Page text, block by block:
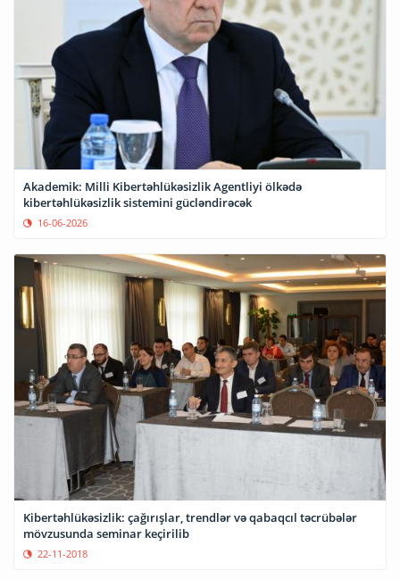
Akademik: Milli Kibertəhlükəsizlik Agentliyi ölkədə
kibertəhlükəsizlik sistemini gücləndirəcək
16-06-2026
Kibertəhlükəsizlik: çağırışlar, trendlər və qabaqcıl təcrübələr
mövzusunda seminar keçirilib
22-11-2018